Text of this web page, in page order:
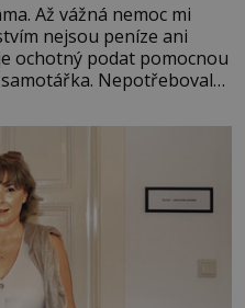
Až vážná nemoc mi
nejsou peníze ani
ochotný podat pomocnou
Nepotřebovala
po studiích jsem